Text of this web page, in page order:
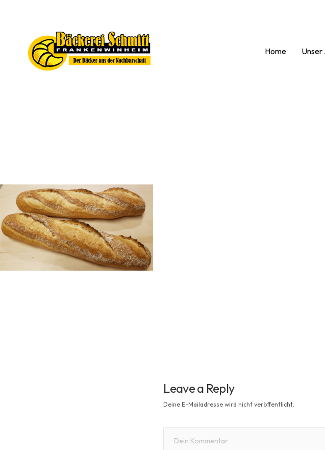
Home
Leave a Reply
Deine E-Mailadresse wird nicht veröffentlicht.